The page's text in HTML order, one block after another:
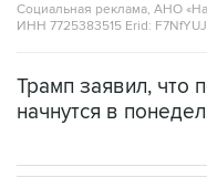
Социальная реклама, АНО
ИНН 7725383515 Erid:
Трамп заявил, что
начнутся в